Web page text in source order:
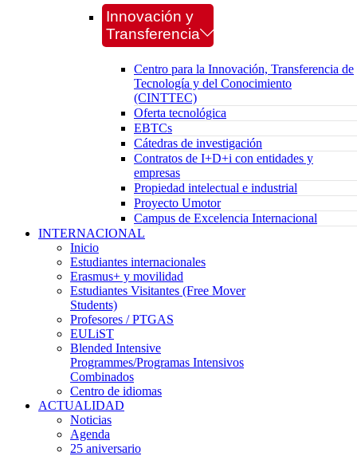
Innovación y
Transferencia
Centro para la Innovación, Transferencia de
Tecnología y del Conocimiento
(CINTTEC)
Oferta tecnológica
EBTCs
Cátedras de investigación
Contratos de I+D+i con entidades y
empresas
Propiedad intelectual e industrial
Proyecto Umotor
Campus de Excelencia Internacional
INTERNACIONAL
Inicio
Estudiantes internacionales
Erasmus+ y movilidad
Estudiantes Visitantes (Free Mover
Students)
Profesores / PTGAS
EULiST
Blended Intensive
Programmes/Programas Intensivos
Combinados
Centro de idiomas
ACTUALIDAD
Noticias
Agenda
25 aniversario